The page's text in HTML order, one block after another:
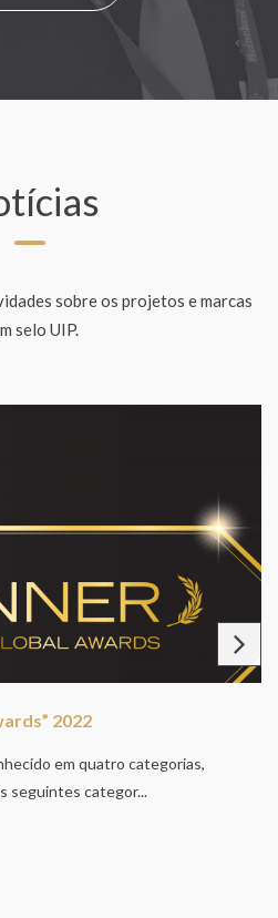
sobre os projetos e marcas
selo UIP.
2022
em quatro categorias,
seguintes categor...